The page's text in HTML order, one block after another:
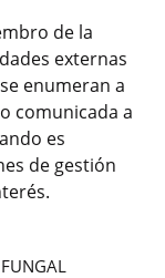
de la
externas
enumeran a
comunicada a
es
de gestión